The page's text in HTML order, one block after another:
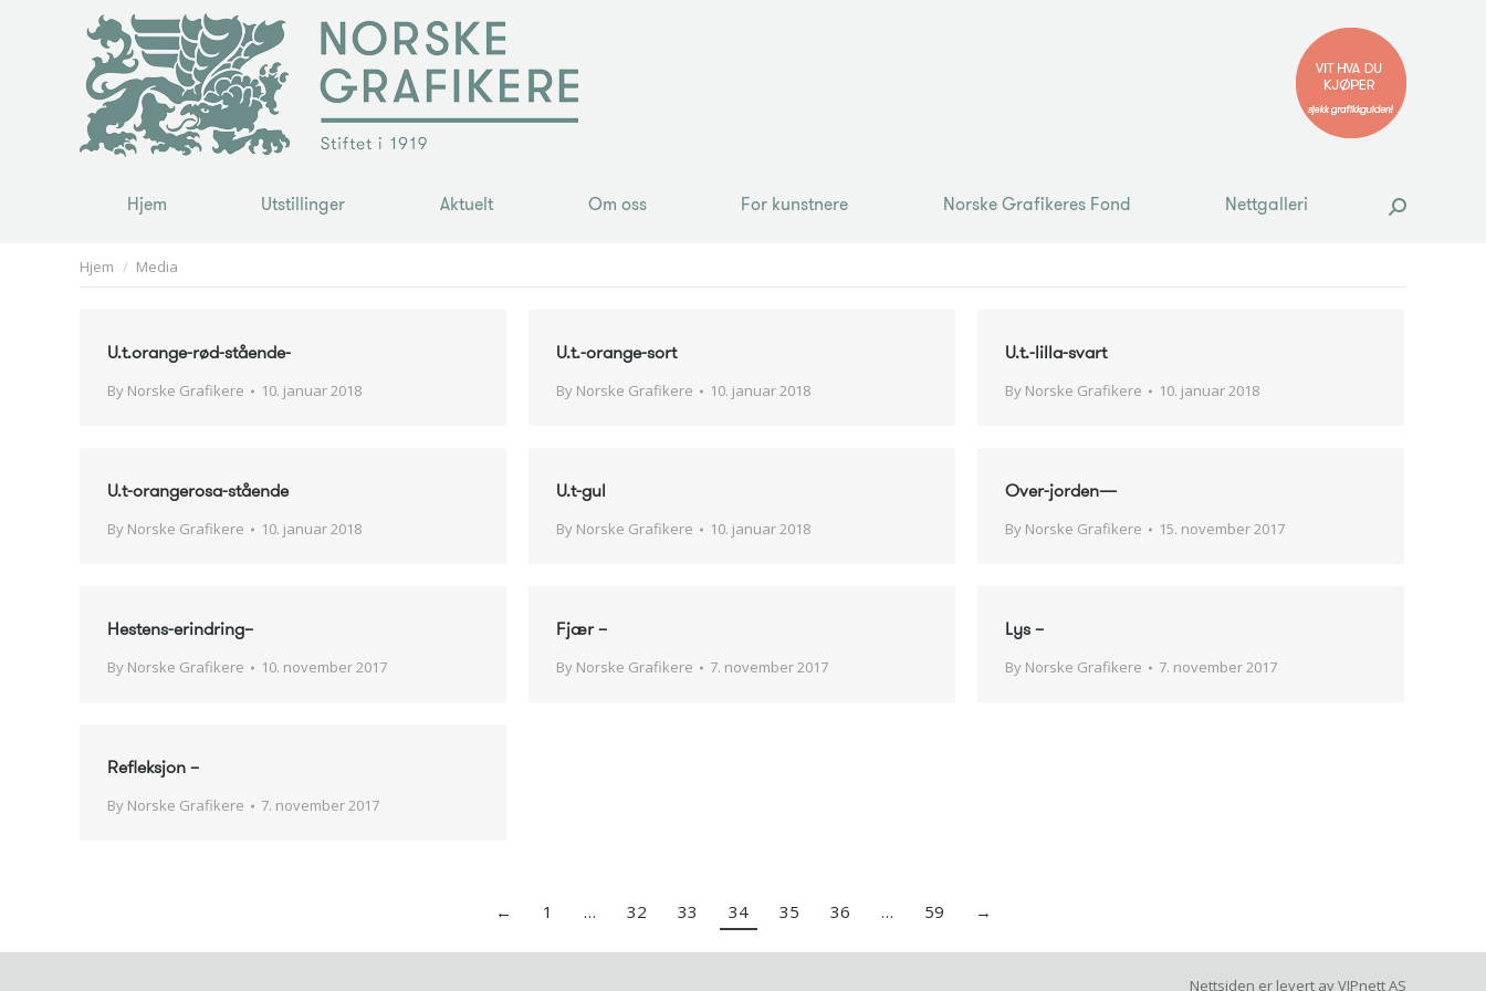
Hjem Utstillinger Aktuelt Om oss For kunstnere Norske Grafikeres Fond Nettgalleri Search:
You are here:
Hjem Media
U.t.orange-rød-stående-
By Norske Grafikere 10. januar 2018
U.t.-orange-sort
By Norske Grafikere 10. januar 2018
U.t.-lilla-svart
By Norske Grafikere 10. januar 2018
U.t-orangerosa-stående
By Norske Grafikere 10. januar 2018
U.t-gul
By Norske Grafikere 10. januar 2018
Over-jorden—
By Norske Grafikere 15. november 2017
Hestens-erindring–
By Norske Grafikere 10. november 2017
Fjær –
By Norske Grafikere 7. november 2017
Lys –
By Norske Grafikere 7. november 2017
Refleksjon –
By Norske Grafikere 7. november 2017
← 1 … 32 33 34 35 36 … 59 →
Nettsiden er levert avVIPnett AS
Hjem Utstillinger Aktuelt Search: